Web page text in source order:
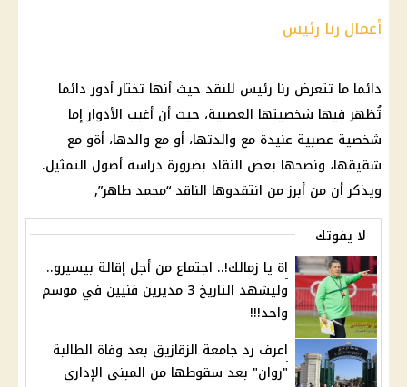
أعمال رنا رئيس
دائما ما تتعرض رنا رئيس للنقد حيث أنها تختار أدور دائما
تُظهر فيها شخصيتها العصبية، حيث أن أغبب الأدوار إما
شخصية عصبية عنيدة مع والدتها، أو مع والدها، أةو مع
شقيقها، ونصحها بعض النقاد بضرورة دراسة أصول التمثيل.
ويذكر أن من أبرز من انتقدوها الناقد “محمد طاهر”,
لا يفوتك
اة يا زمالك!.. اجتماع من أجل إقالة بيسيرو..
وليشهد التاريخ 3 مديرين فنيين في موسم
واحد!!!
اعرف رد جامعة الزقازيق بعد وفاة الطالبة
"روان" بعد سقوطها من المبنى الإداري